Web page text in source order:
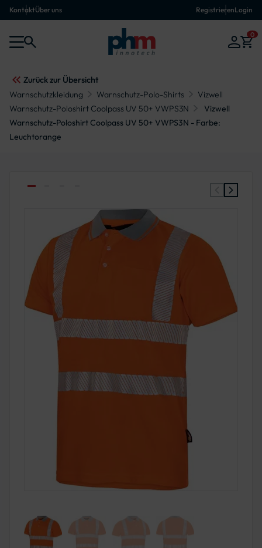
KontaktÜber uns RegistrierenLogin
0
Zurück zur Übersicht
Warnschutzkleidung
Warnschutz-Polo-Shirts
Vizwell
Warnschutz-Poloshirt Coolpass UV 50+ VWPS3N
Vizwell
Warnschutz-Poloshirt Coolpass UV 50+ VWPS3N - Farbe:
Leuchtorange